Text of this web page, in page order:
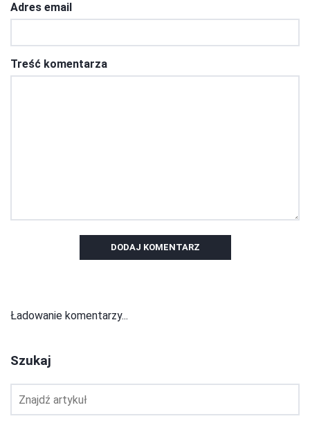
Adres email
Treść komentarza
DODAJ KOMENTARZ
Ładowanie komentarzy...
Szukaj